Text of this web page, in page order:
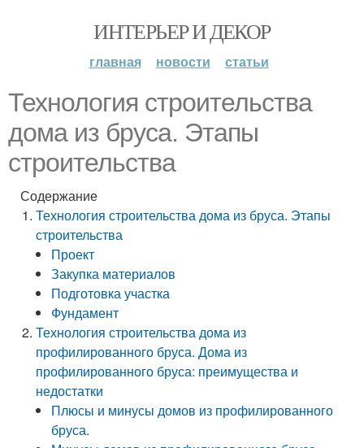
ИНТЕРЬЕР И ДЕКОР
главная новости статьи
Технология строительства
дома из бруса. Этапы
строительства
Содержание
Технология строительства дома из бруса. Этапы
строительства
Проект
Закупка материалов
Подготовка участка
Фундамент
Технология строительства дома из
профилированного бруса. Дома из
профилированного бруса: преимущества и
недостатки
Плюсы и минусы домов из профилированного
бруса.